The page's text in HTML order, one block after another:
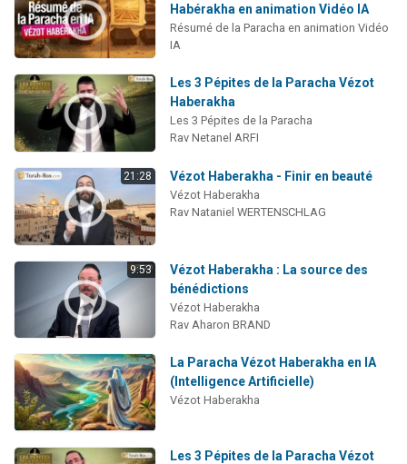
Habérakha en animation Vidéo IA
Résumé de la Paracha en animation Vidéo
IA
Les 3 Pépites de la Paracha Vézot
Haberakha
Les 3 Pépites de la Paracha
Rav Netanel ARFI
21:28 Vézot Haberakha - Finir en beauté
Vézot Haberakha
Rav Nataniel WERTENSCHLAG
9:53
Vézot Haberakha : La source des
bénédictions
Vézot Haberakha
Rav Aharon BRAND
La Paracha Vézot Haberakha en IA
(Intelligence Artificielle)
Vézot Haberakha
Les 3 Pépites de la Paracha Vézot